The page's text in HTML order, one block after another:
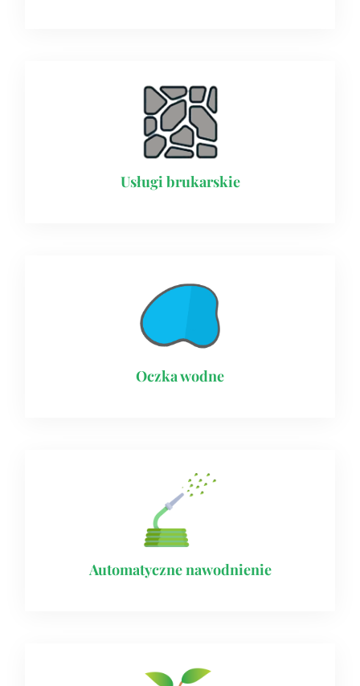
Usługi brukarskie​
Oczka wodne
Automatyczne nawodnienie​